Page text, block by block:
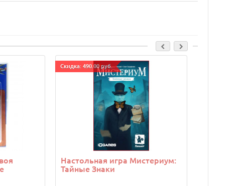
Cкидка: 490.00 руб.
Настольная игра Мистериум:
Тайные Знаки